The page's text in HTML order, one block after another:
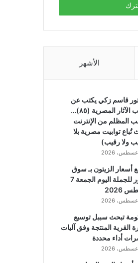
الأشهر
قاسم زكي يكتب عن
تهريب الآثار المصرية (٨٥)…
المظلم من الإنترنت
تُباع توابيت مصرية بلا
ولا رقيب)
أسعار الزيتون بـ سوق
العبور للجملة اليوم الجمعة 7
2026
تبحث سببل توسيع
القرية المنتجة وفق آليات
أداء محددة